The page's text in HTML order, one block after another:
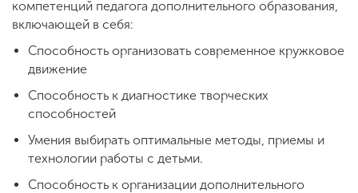
компетенций педагога дополнительного образования,
включающей в себя:
Способность организовать современное кружковое
движение
Способность к диагностике творческих
способностей
Умения выбирать оптимальные методы, приемы и
технологии работы с детьми.
Способность к организации дополнительного